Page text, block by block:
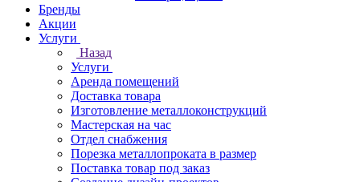
Бренды
Акции
Услуги
Назад
Услуги
Аренда помещений
Доставка товара
Изготовление металлоконструкций
Мастерская на час
Отдел снабжения
Порезка металлопроката в размер
Поставка товар под заказ